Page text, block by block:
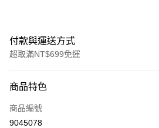
付款與運送方式
超取滿NT$699免運
信用卡一次付款
Apple Pay
商品特色
商品編號
9045078